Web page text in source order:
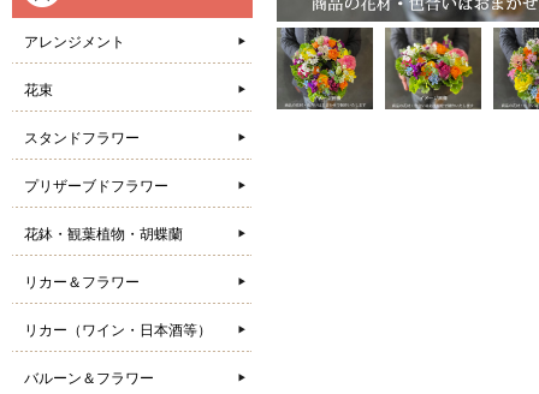
アレンジメント
花束
スタンドフラワー
プリザーブドフラワー
花鉢・観葉植物・胡蝶蘭
リカー＆フラワー
リカー（ワイン・日本酒等）
バルーン＆フラワー